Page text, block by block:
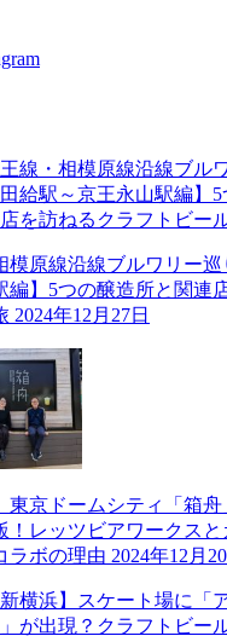
模原線沿線ブルワリー巡
編】5つの醸造所と関連
2024年12月27日
東京ドームシティ「箱
！レッツビアワークス
ラボの理由 2024年12月